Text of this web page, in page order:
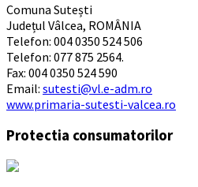
Comuna Sutești
Județul Vâlcea, ROMÂNIA
Telefon: 004 0350 524 506
Telefon: 077 875 2564.
Fax: 004 0350 524 590
Email: sutesti@vl.e-adm.ro
www.primaria-sutesti-valcea.ro
Protectia consumatorilor